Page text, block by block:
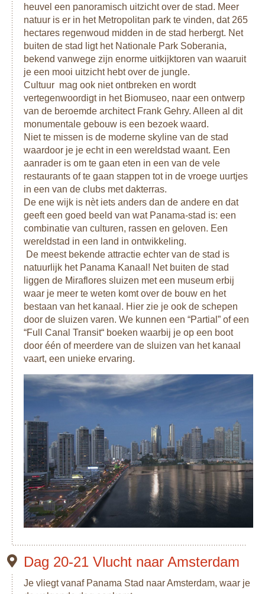
heuvel een panoramisch uitzicht over de stad. Meer
natuur is er in het Metropolitan park te vinden, dat 265
hectares regenwoud midden in de stad herbergt. Net
buiten de stad ligt het Nationale Park Soberania,
bekend vanwege zijn enorme uitkijktoren van waaruit
je een mooi uitzicht hebt over de jungle.
Cultuur mag ook niet ontbreken en wordt
vertegenwoordigt in het Biomuseo, naar een ontwerp
van de beroemde architect Frank Gehry. Alleen al dit
monumentale gebouw is een bezoek waard.
Niet te missen is de moderne skyline van de stad
waardoor je je echt in een wereldstad waant. Een
aanrader is om te gaan eten in een van de vele
restaurants of te gaan stappen tot in de vroege uurtjes
in een van de clubs met dakterras.
De ene wijk is nèt iets anders dan de andere en dat
geeft een goed beeld van wat Panama-stad is: een
combinatie van culturen, rassen en geloven. Een
wereldstad in een land in ontwikkeling.
De meest bekende attractie echter van de stad is
natuurlijk het Panama Kanaal! Net buiten de stad
liggen de Miraflores sluizen met een museum erbij
waar je meer te weten komt over de bouw en het
bestaan van het kanaal. Hier zie je ook de schepen
door de sluizen varen. We kunnen een “Partial” of een
“Full Canal Transit“ boeken waarbij je op een boot
door één of meerdere van de sluizen van het kanaal
vaart, een unieke ervaring.
Dag 20-21 Vlucht naar Amsterdam
Je vliegt vanaf Panama Stad naar Amsterdam, waar je